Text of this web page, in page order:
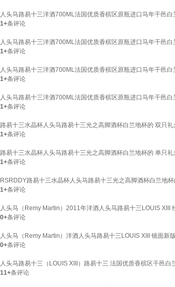
人头马路易十三洋酒700ML法国优质香槟区原瓶进口马年干邑
1+条评论
人头马路易十三洋酒700ML法国优质香槟区原瓶进口马年干邑
1+条评论
人头马路易十三洋酒700ML法国优质香槟区原瓶进口马年干邑
1+条评论
人头马路易十三洋酒700ML法国优质香槟区原瓶进口马年干邑
1+条评论
路易十三水晶杯人头马路易十三光之高脚酒杯白兰地杯的 双只礼
1+条评论
路易十三水晶杯人头马路易十三光之高脚酒杯白兰地杯的 单只礼
1+条评论
RSRDDY路易十三水晶杯人头马路易十三光之高脚酒杯白兰地
1+条评论
人头马（Remy Martin）2011年洋酒人头马路易十三LOUIS
0+条评论
人头马（Remy Martin）洋酒人头马路易十三LOUIS XIII 镜面
0+条评论
人头马路易十三（LOUIS XIII）路易十三 法国优质香槟区干邑
11+条评论